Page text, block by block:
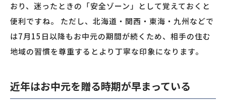
おり、迷ったときの「安全ゾーン」として覚えておくと
便利ですね。 ただし、北海道・関西・東海・九州などで
は7月15日以降もお中元の期間が続くため、相手の住む
地域の習慣を尊重するとより丁寧な印象になります。
近年はお中元を贈る時期が早まっている